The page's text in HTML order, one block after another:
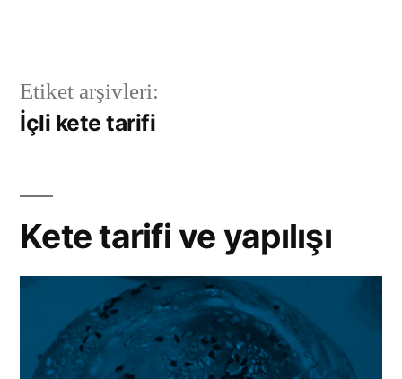
Etiket arşivleri:
İçli kete tarifi
Kete tarifi ve yapılışı